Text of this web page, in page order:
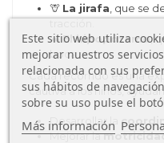
🦒 La jirafa , que se
🦛El hipopótamo,
boca.
Cada recorrido es una
cautiva a los niños,
Desarrollar la
Mejorar la
Este sitio web utiliza
mejorar nuestros
relacionada con sus
sus hábitos de
sobre su uso pulse el
Más información